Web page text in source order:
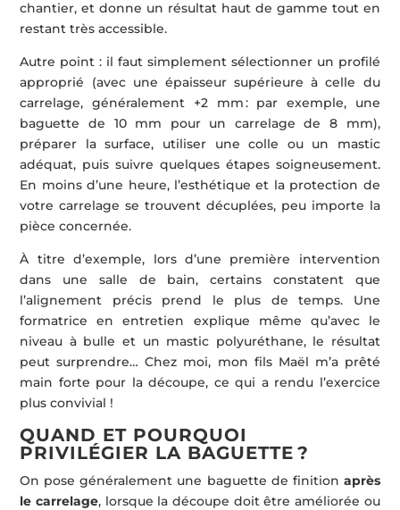
chantier, et donne un résultat haut de gamme tout en
restant très accessible.
Autre point : il faut simplement sélectionner un profilé
approprié (avec une épaisseur supérieure à celle du
carrelage, généralement +2 mm : par exemple, une
baguette de 10 mm pour un carrelage de 8 mm),
préparer la surface, utiliser une colle ou un mastic
adéquat, puis suivre quelques étapes soigneusement.
En moins d’une heure, l’esthétique et la protection de
votre carrelage se trouvent décuplées, peu importe la
pièce concernée.
À titre d’exemple, lors d’une première intervention
dans une salle de bain, certains constatent que
l’alignement précis prend le plus de temps. Une
formatrice en entretien explique même qu’avec le
niveau à bulle et un mastic polyuréthane, le résultat
peut surprendre… Chez moi, mon fils Maël m’a prêté
main forte pour la découpe, ce qui a rendu l’exercice
plus convivial !
QUAND ET POURQUOI
PRIVILÉGIER LA BAGUETTE ?
On pose généralement une baguette de finition après
le carrelage, lorsque la découpe doit être améliorée ou